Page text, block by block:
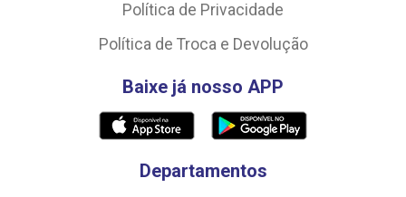
Política de Privacidade
Política de Troca e Devolução
Baixe já nosso APP
Departamentos